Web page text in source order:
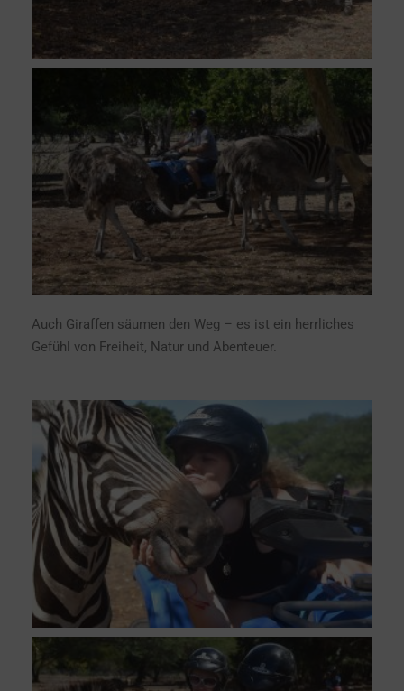
Auch Giraffen säumen den Weg – es ist ein herrliches
Gefühl von Freiheit, Natur und Abenteuer.